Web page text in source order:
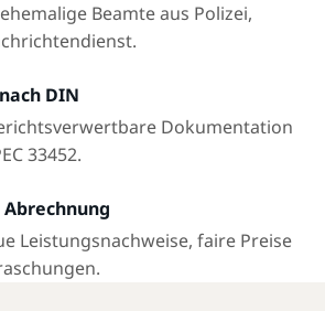
Beamte aus Polizei,
DIN
Dokumentation
33452.
Leistungsnachweise, faire Preise